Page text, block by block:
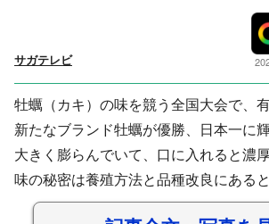
サガテレビ
牡蠣（カキ）の味を競う全国大会で、
新たなブランド牡蠣が優勝、日本一に
大きく膨らんでいて、口に入れると濃
味の秘密は養殖方法と品種改良にある